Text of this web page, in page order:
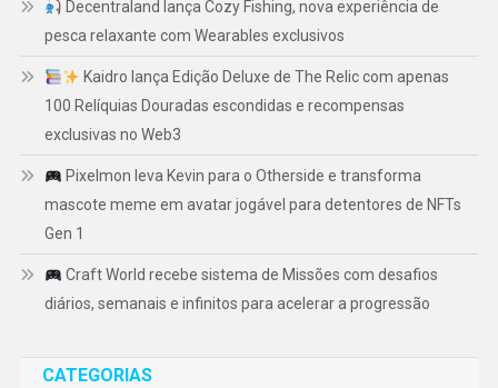
Decentraland lança Cozy Fishing, nova experiência de
pesca relaxante com Wearables exclusivos
Kaidro lança Edição Deluxe de The Relic com apenas
100 Relíquias Douradas escondidas e recompensas
exclusivas no Web3
Pixelmon leva Kevin para o Otherside e transforma
mascote meme em avatar jogável para detentores de NFTs
Gen 1
Craft World recebe sistema de Missões com desafios
diários, semanais e infinitos para acelerar a progressão
CATEGORIAS